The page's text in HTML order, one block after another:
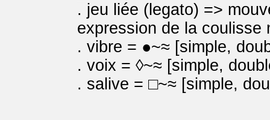
. jeu liée (legato) =>
expression de la coulisse
. vibre = ●~≈ [simple,
. voix = ◊~≈ [simple,
. salive = □~≈ [simple,